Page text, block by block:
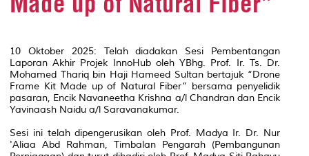
10 Oktober 2025: Telah diadakan Sesi Pembentangan
Laporan Akhir Projek InnoHub oleh YBhg. Prof. Ir. Ts. Dr.
Mohamed Thariq bin Haji Hameed Sultan bertajuk “Drone
Frame Kit Made up of Natural Fiber” bersama penyelidik
pasaran, Encik Navaneetha Krishna a/l Chandran dan Encik
Yavinaash Naidu a/l Saravanakumar.
Sesi ini telah dipengerusikan oleh Prof. Madya Ir. Dr. Nur
'Aliaa Abd Rahman, Timbalan Pengarah (Pembangunan